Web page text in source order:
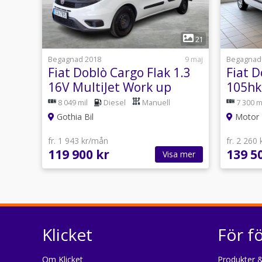
1
21
Begagnad 2018
9 maj
Fiat Doblò Cargo Flak 1.3
16V MultiJet Work up
Farthållare BT USB
8 049 mil Diesel Manuell
Gothia Bil
fr. 1 943 kr/mån
119 900 kr Visa mer
Fiat
7 300
Motor
fr. 2 260
139
Klicket
Om Klicket
För
Produkter